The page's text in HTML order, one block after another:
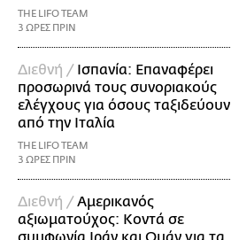
THE LIFO TEAM
3 ΩΡΕΣ ΠΡΙΝ
Διεθνή / Ισπανία: Επαναφέρει
προσωρινά τους συνοριακούς
ελέγχους για όσους ταξιδεύουν
από την Ιταλία
THE LIFO TEAM
3 ΩΡΕΣ ΠΡΙΝ
Διεθνή /Αμερικανός
αξιωματούχος: Κοντά σε